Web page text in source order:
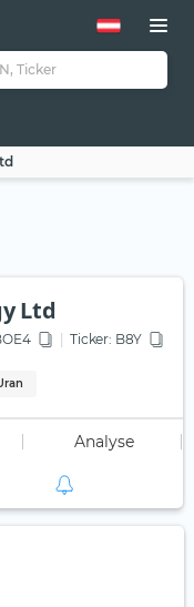
Ltd
Ticker: B8Y
Analyse